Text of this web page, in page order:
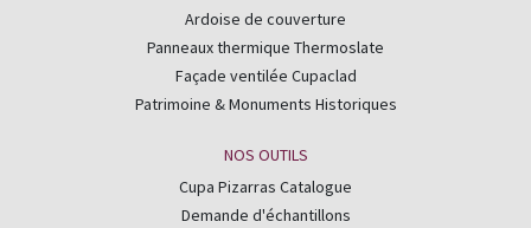
Ardoise de couverture
Panneaux thermique Thermoslate
Façade ventilée Cupaclad
Patrimoine & Monuments Historiques
NOS OUTILS
Cupa Pizarras Catalogue
Demande d'échantillons